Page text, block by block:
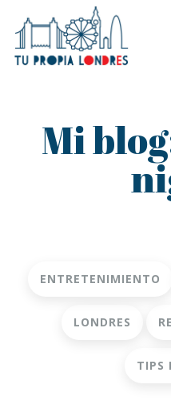
Mi
ENTRETENIMIENTO
LONDRES
TIPS